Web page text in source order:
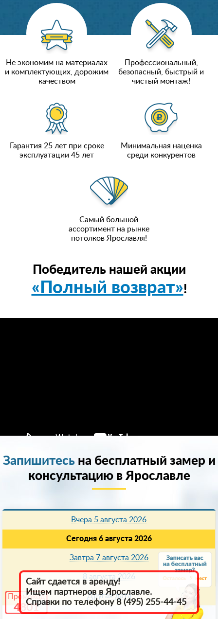
9
Промокод
4801
Не экономим на материалах
и комплектующих, дорожим
качеством
Профессиональный,
безопасный, быстрый и
чистый монтаж!
Гарантия 25 лет при сроке
эксплуатации 45 лет
Минимальная наценка
среди конкурентов
Самый большой
ассортимент на рынке
потолков Ярославля!
Победитель нашей акции
«Полный возврат»!
Запишитесьна бесплатный замер и
консультацию в Ярославле
Вчера 5 августа 2026
Сегодня 6 августа 2026
Завтра 7 августа 2026
8 августа 2026
Другая дата
Сайт сдается в аренду!
Ищем партнеров в Ярославле.
Справки по телефону 8 (495) 255-44-45